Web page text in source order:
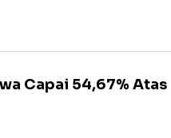
Capai 54,67% Atas